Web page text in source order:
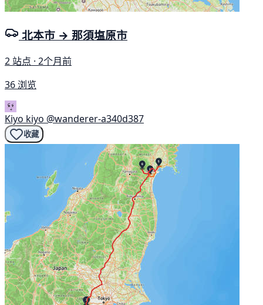
北本市 → 那須塩原市
2 站点 · 2个月前
36 浏览
Kiyo kiyo @wanderer-a340d387
收藏